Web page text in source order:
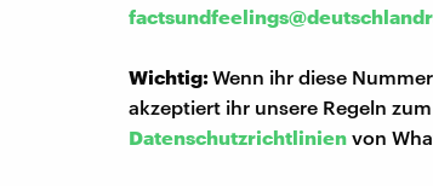
Wichtig:Wenn ihr diese
akzeptiert ihr unsere Regeln
Datenschutzrichtlinien von